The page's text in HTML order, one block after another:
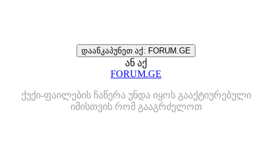
დააწკაპუნეთ აქ: FORUM.GE
ან აქ
FORUM.GE
ქუქი-ფაილების ჩაწერა უნდა იყოს გააქტიურებული
იმისთვის რომ გააგრძელოთ